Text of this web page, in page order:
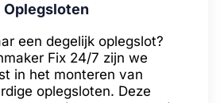
Oplegsloten
een degelijk oplegslot?
Fix 24/7 zijn we
in het monteren van
oplegsloten. Deze